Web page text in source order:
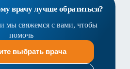
врачу лучше обратиться?
и мы свяжемся с вами, чтобы
помочь
Помогите выбрать врача